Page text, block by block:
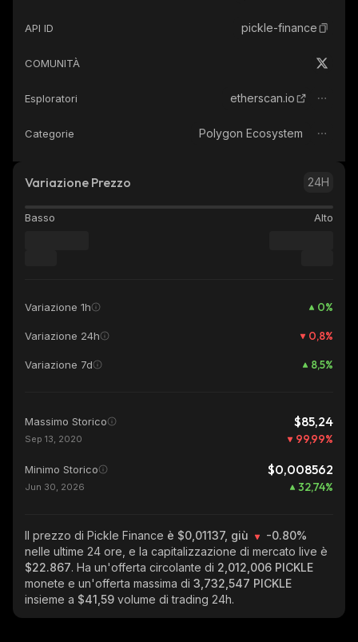
API ID pickle-finance
COMUNITÀ
Esploratori etherscan.io
Categorie Polygon Ecosystem
Variazione Prezzo 24H
Basso Alto
Variazione 1h 0%
Variazione 24h 0,8%
Variazione 7d 8,5%
Massimo Storico $85,24
Sep 13, 2020 99,99%
Minimo Storico $0,008562
Jun 30, 2026 32,74%
Il prezzo di Pickle Finance è $0,01137, giù
-0.80%
nelle ultime 24 ore, e la capitalizzazione di mercato live è
$22.867. Ha un'offerta circolante di 2,012,006 PICKLE
monete e un'offerta massima di 3,732,547 PICKLE
insieme a $41,59 volume di trading 24h.